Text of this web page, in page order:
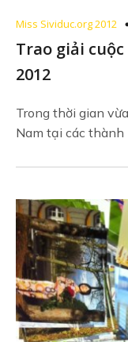
Miss Sividuc.org 2012
Trao giải
2012
Trong thời gian
Nam tại các